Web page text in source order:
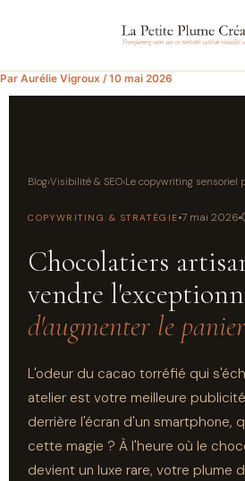
Par Aurélie Vigroux /10 mai 2026
Blog›Visibilité & SEO›Le copywriting sensoriel
COPYWRITING & STRATÉGIE 7 mai 2026
Chocolatiers
vendre
d'augmenter le
L'odeur du cacao torréfié qui
atelier est votre meilleure
derrière l'écran d'un smartphone,
cette magie ? À l'heure où le
devient un luxe rare, votre plume